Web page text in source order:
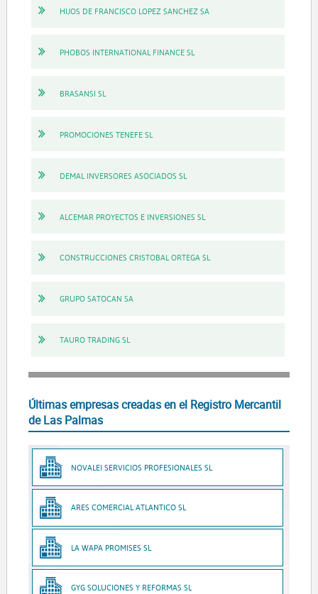
HIJOS DE FRANCISCO LOPEZ SANCHEZ SA
PHOBOS INTERNATIONAL FINANCE SL
BRASANSI SL
PROMOCIONES TENEFE SL
DEMAL INVERSORES ASOCIADOS SL
ALCEMAR PROYECTOS E INVERSIONES SL
CONSTRUCCIONES CRISTOBAL ORTEGA SL
GRUPO SATOCAN SA
TAURO TRADING SL
Últimas empresas creadas en el Registro Mercantil
de Las Palmas
NOVALEI SERVICIOS PROFESIONALES SL
ARES COMERCIAL ATLANTICO SL
LA WAPA PROMISES SL
GYG SOLUCIONES Y REFORMAS SL